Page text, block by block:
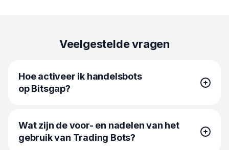
Veelgestelde vragen
Hoe activeer ik handelsbots
op Bitsgap?
Om de bots van Bitsgap te gebruiken, klik je op de knop
Start nieuwe bot in de rechterbovenhoek van het
Bitsgap-platform, selecteer je een bot die je wilt
Wat zijn de voor- en nadelen van het
gebruik van Trading Bots?